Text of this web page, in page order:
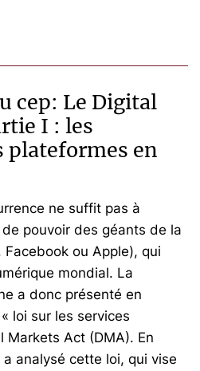
cep: Le Digital
I : les
plateformes en
ne suffit pas à
pouvoir des géants de la
ou Apple), qui
mondial. La
a donc présenté en
loi sur les services
Markets Act (DMA). En
a analysé cette loi, qui vise